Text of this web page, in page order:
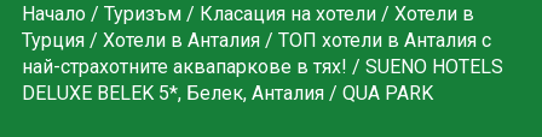
Начало/ Туризъм/ Класация на хотели/ Хотели в
Турция/ Хотели в Анталия/ ТОП хотели в Анталия с
най-страхотните аквапаркове в тях! / SUENO HOTELS
DELUXE BELEK 5*, Белек, Анталия/ QUA PARK